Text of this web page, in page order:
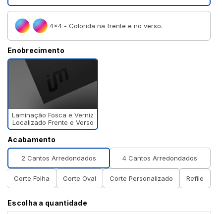
4×4 - Colorida na frente e no verso.
Enobrecimento
Laminação Fosca e Verniz
Localizado Frente e Verso
Acabamento
2 Cantos Arredondados 4 Cantos Arredondados
Corte Folha Corte Oval Corte Personalizado Refile
Escolha a quantidade